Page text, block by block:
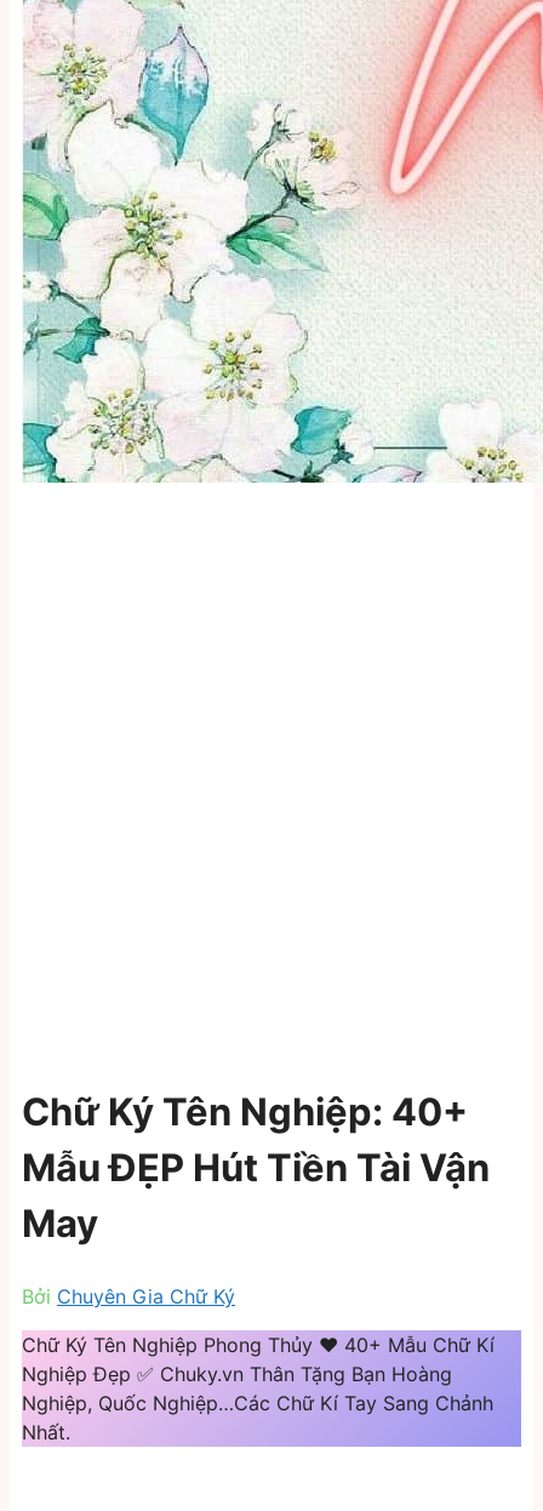
Chữ Ký Tên Nghiệp: 40+
Mẫu ĐẸP Hút Tiền Tài Vận
May
Bởi Chuyên Gia Chữ Ký
Chữ Ký Tên Nghiệp Phong Thủy ❤️️ 40+ Mẫu Chữ Kí
Nghiệp Đẹp ✅ Chuky.vn Thân Tặng Bạn Hoàng
Nghiệp, Quốc Nghiệp…Các Chữ Kí Tay Sang Chảnh
Nhất.